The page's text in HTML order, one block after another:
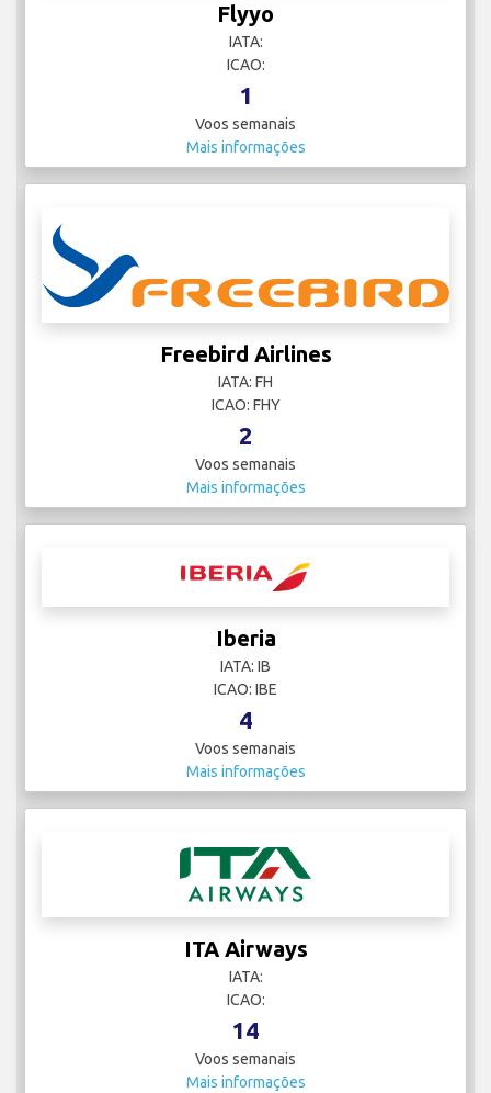
Flyyo
IATA:
ICAO:
1
Voos semanais
Mais informações
Freebird Airlines
IATA: FH
ICAO: FHY
2
Voos semanais
Mais informações
Iberia
IATA: IB
ICAO: IBE
4
Voos semanais
Mais informações
ITA Airways
IATA:
ICAO:
14
Voos semanais
Mais informações